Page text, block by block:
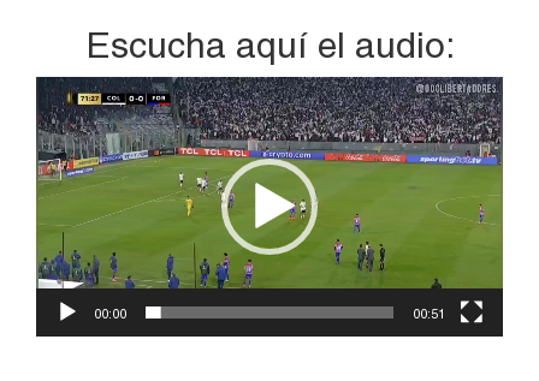
Escucha aquí el audio:
Reproductor
de
vídeo
00:00 00:51